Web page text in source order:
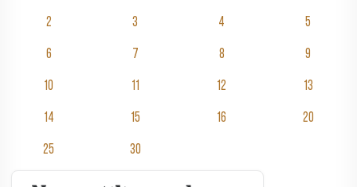
2 3 4 5
6 7 8 9
10 11 12 13
14 15 16 20
25 30